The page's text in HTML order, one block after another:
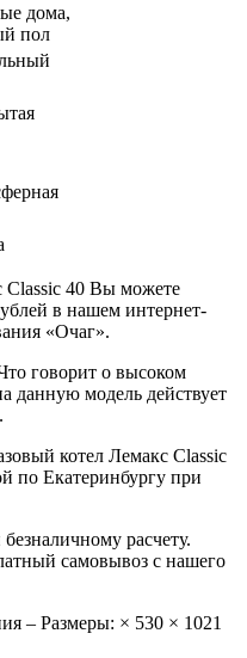
дома,
пол
Classic 40 Вы можете
в нашем интернет-
«Очаг».
говорит о высоком
данную модель действует
котел Лемакс Classic
по Екатеринбургу при
расчету.
самовывоз с нашего
– Размеры: × 530 × 1021